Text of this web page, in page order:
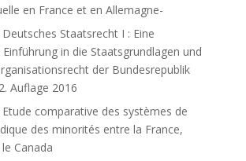
en France et en Allemagne-
Deutsches Staatsrecht I : Eine
in die Staatsgrundlagen und
der Bundesrepublik
Auflage 2016
Etude comparative des systèmes de
des minorités entre la France,
Canada